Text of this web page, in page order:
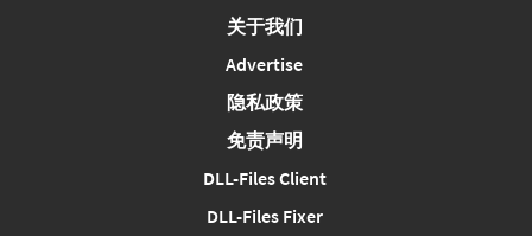
关于我们
Advertise
隐私政策
免责声明
DLL-Files Client
DLL-Files Fixer